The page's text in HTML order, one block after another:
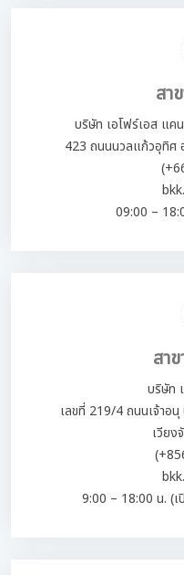
สา
บริษัท เอโฟร์เอส แค
423 ถนนนวลแก้วอุทิศ
09:00 –
สา
บริษัท
เลขที่ 219/4 ถนนเจ้าอ
เวียง
9:00 – 18:00 น. (